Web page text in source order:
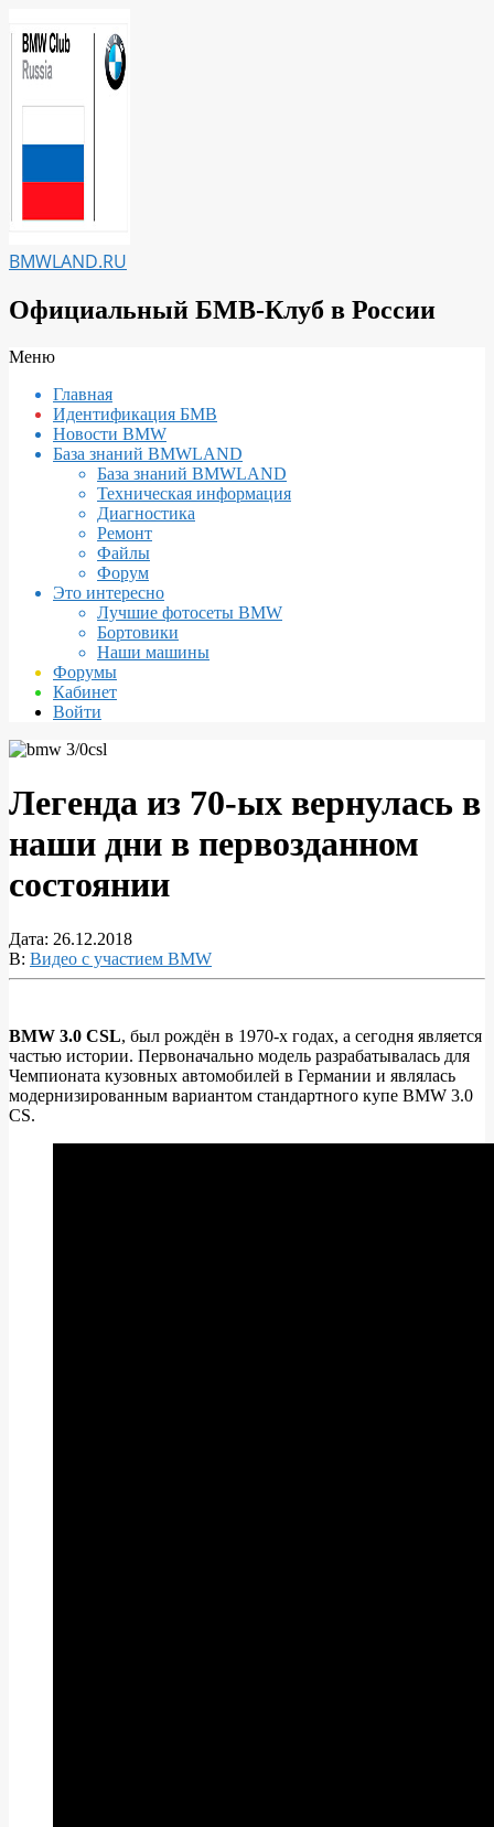
к
содержимому
BMWLAND.RU
Официальный БМВ-Клуб в России
Вторичное
навигации
Меню
Главная
Идентификация БМВ
Новости BMW
База знаний BMWLAND
База знаний BMWLAND
Техническая информация
Диагностика
Ремонт
Файлы
Форум
Это интересно
Лучшие фотосеты BMW
Бортовики
Наши машины
Форумы
Кабинет
Войти
Легенда из 70-ых вернулась в
наши дни в первозданном
состоянии
Дата: 26.12.2018
В: Видео с участием BMW
Легенда
из
70-
BMW 3.0 CSL, был рождён в 1970-х годах, а сегодня является
частью истории. Первоначально модель разрабатывалась для
Чемпионата кузовных автомобилей в Германии и являлась
модернизированным вариантом стандартного купе BMW 3.0
CS.